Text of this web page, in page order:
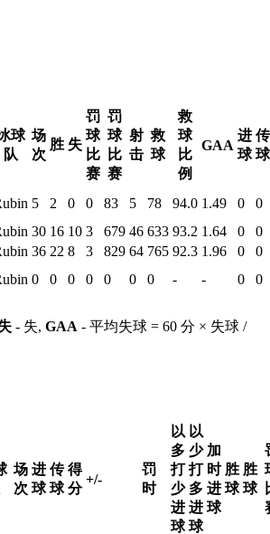
球
队
场
次
胜 失
罚
球
比
赛
罚
球
比
赛
射
击
救
球
救
球
比
例
GAA
进
球
传
球
5 2 0 0 83 5 78 94.0 1.49 0
0
30 16 10 3 679 46 633 93.2 1.64 0
0
36 22 8 3 829 64 765 92.3 1.96 0
0
0 0 0 0 0 0 0 - - 0
0
- 失, GAA - 平均失球 = 60 分 × 失球 /
场
次
进
球
传
球
得
分
+/-
罚
时
以
多
打
少
进
球
以
少
打
多
进
球
加
时
进
球
胜
球
胜
球